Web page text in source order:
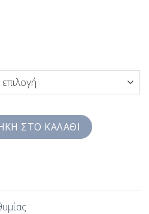
Με Print Leon Henry Slim Fit
ΣΤΟ ΚΑΛΆΘΙ